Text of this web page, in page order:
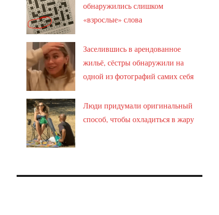
обнаружились слишком
«взрослые» слова
Заселившись в арендованное
жильё, сёстры обнаружили на
одной из фотографий самих себя
Люди придумали оригинальный
способ, чтобы охладиться в жару